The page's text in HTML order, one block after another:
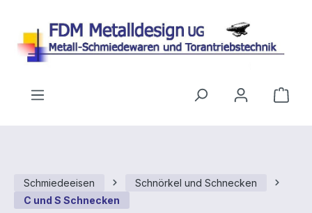
Schmiedeeisen
Schnörkel und Schnecken
C und S Schnecken